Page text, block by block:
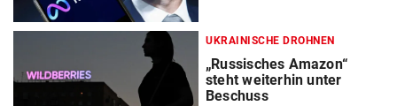
UKRAINISCHE DROHNEN
„Russisches Amazon“
steht weiterhin unter
Beschuss